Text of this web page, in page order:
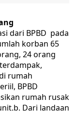
dari BPBD pada
korban 65
24 orang
rumah
BPBD
rumah rusak
Dari landaan